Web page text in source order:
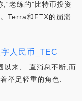
老练的”比特币投资
Terra和FTX的崩溃
人民币_TEC
以来,一直消息不断,而
举足轻重的角色.